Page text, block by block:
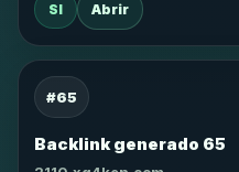
SI Abrir
#65
Backlink generado 65